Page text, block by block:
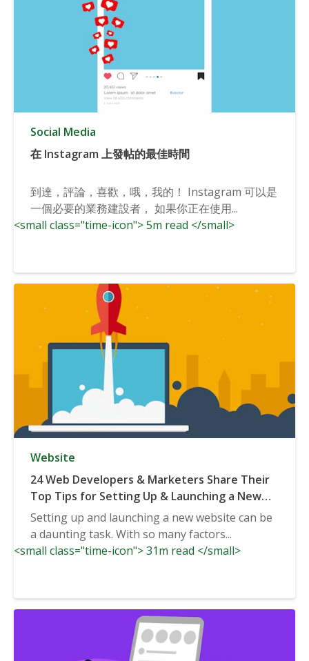
Social Media
在 Instagram 上發帖的最佳時間
到達，評論，喜歡，哦，我的！ Instagram 可以是
一個必要的業務建設者， 如果你正在使用...
<small class="time-icon"> 5m read </small>
Website
24 Web Developers & Marketers Share Their
Top Tips for Setting Up & Launching a New
Website
Setting up and launching a new website can be
a daunting task. With so many factors...
<small class="time-icon"> 31m read </small>